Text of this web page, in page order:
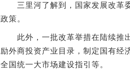
三里河了解到，国家发展改革委
政策。
此外，一批改革举措在陆续推出
励外商投资产业目录，制定国有经
全国统一大市场建设指引等。